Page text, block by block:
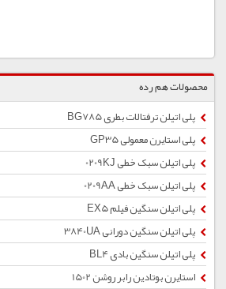
محصولات هم رده
پلی اتیلن ترفتالات بطری BG785
پلی استایرن معمولی GP35
پلی اتیلن سبک خطی 0209KJ
پلی اتیلن سبک خطی 0209AA
پلی اتیلن سنگین فیلم EX5
پلی اتیلن سنگین دورانی 3840UA
پلی اتیلن سنگین بادی BL4
استایرن بوتادین رابر روشن 1502